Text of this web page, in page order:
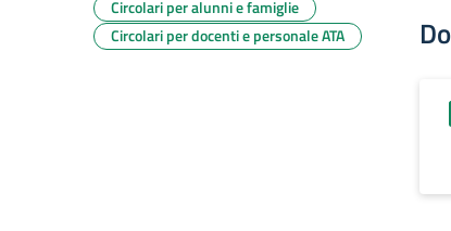
Circolari per alunni e famiglie
Circolari per docenti e personale ATA